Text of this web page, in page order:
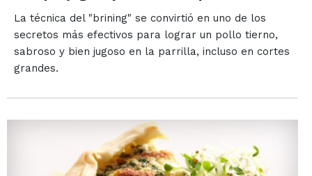
La técnica del "brining" se convirtió en uno de los
secretos más efectivos para lograr un pollo tierno,
sabroso y bien jugoso en la parrilla, incluso en cortes
grandes.